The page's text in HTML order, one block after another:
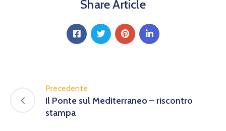
Share Article
Precedente
Il Ponte sul Mediterraneo – riscontro
stampa